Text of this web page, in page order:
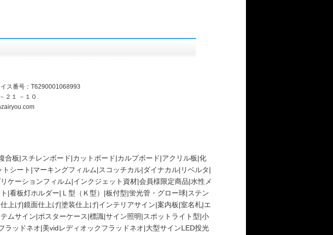
ス番号：T6290001068993
２１ －１０
合板|スチレンボード|カットボード|カルプボード|アクリル板|化
トシート|マーキングフィルム|スコッチカル|ダイナカル| リベルタ|
ケーションフィルム|インクジェット資材|会員様限定商品|水性メ
|看板灯ホルダー| Ｌ型（Ｋ型）|板付型|蛍光管・グロー球|ステン
上げ|鏡面仕上げ|塗装仕上げ|インテリアサイン|案内板|室名札|エ
ムサイン|ポスターケース|標識|サイン照明|スポットライト型|小
ラッドネオ|美vidレディオックフラッドネオ|大型サインLED投光